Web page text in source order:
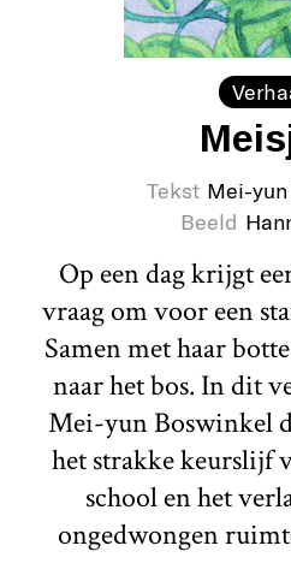
Tekst Mei-
Beeld
Op een dag krijgt
vraag om voor een
Samen met haar
naar het bos. In dit
Mei-yun Boswinkel
het strakke keurslijf
school en het
ongedwongen